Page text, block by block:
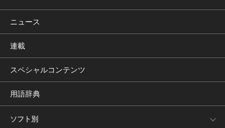
ニュース
連載
スペシャルコンテンツ
用語辞典
ソフト別